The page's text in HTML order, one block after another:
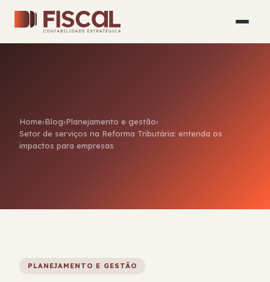
Home›Blog›Planejamento e gestão›
Setor de serviços na Reforma Tributária: entenda os
impactos para empresas
PLANEJAMENTO E GESTÃO